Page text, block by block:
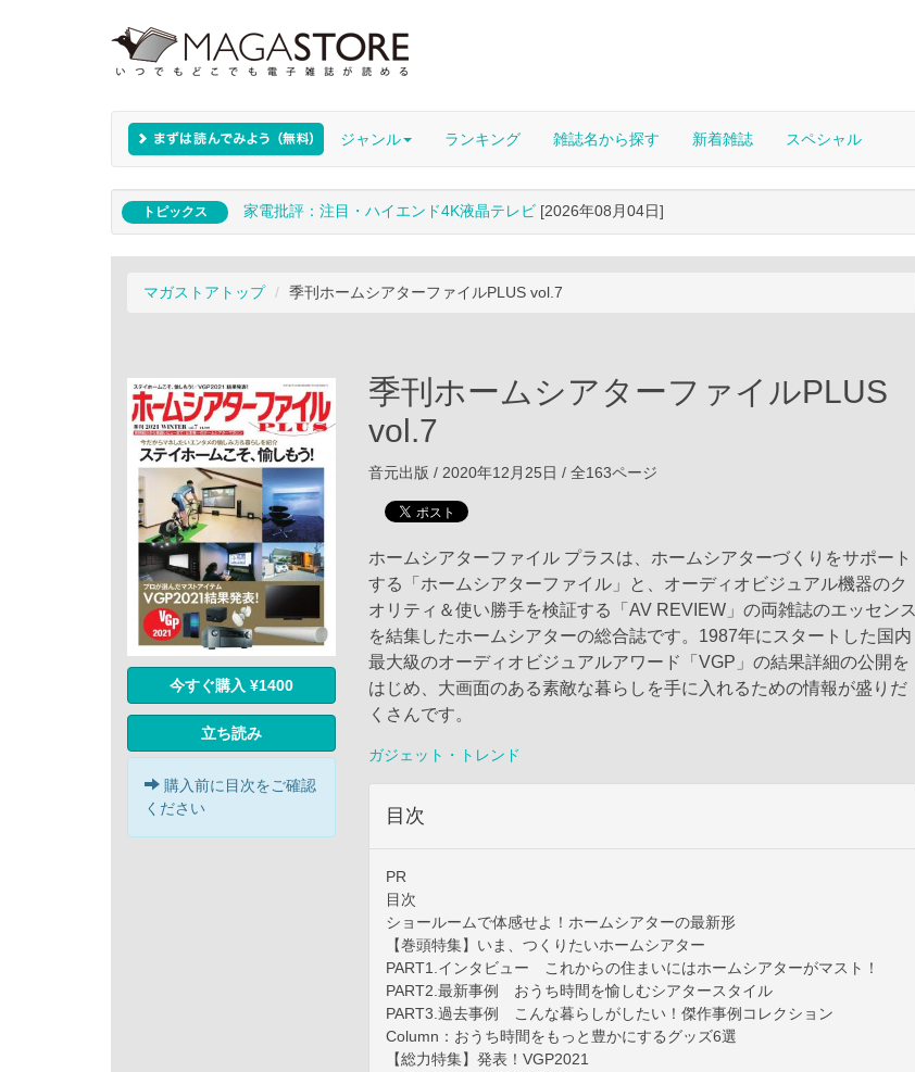
ジャンル ランキング 雑誌名から探す 新着雑誌 スペシャル
トピックス 家電批評：注目・ハイエンド4K液晶テレビ [2026年08月04日]
マガストアトップ 季刊ホームシアターファイルPLUS vol.7
今すぐ購入 ¥1400
立ち読み
購入前に目次をご確認
ください
季刊ホームシアターファイルPLUS
vol.7
音元出版 / 2020年12月25日 / 全163ページ
ホームシアターファイル プラスは、ホームシアターづくりをサポート
する「ホームシアターファイル」と、オーディオビジュアル機器のク
オリティ＆使い勝手を検証する「AV REVIEW」の両雑誌のエッセンス
を結集したホームシアターの総合誌です。1987年にスタートした国内
最大級のオーディオビジュアルアワード「VGP」の結果詳細の公開を
はじめ、大画面のある素敵な暮らしを手に入れるための情報が盛りだ
くさんです。
ガジェット・トレンド
目次
PR
目次
ショールームで体感せよ！ホームシアターの最新形
【巻頭特集】いま、つくりたいホームシアター
PART1.インタビュー これからの住まいにはホームシアターがマスト！
PART2.最新事例 おうち時間を愉しむシアタースタイル
PART3.過去事例 こんな暮らしがしたい！傑作事例コレクション
Column：おうち時間をもっと豊かにするグッズ6選
【総力特集】発表！VGP2021